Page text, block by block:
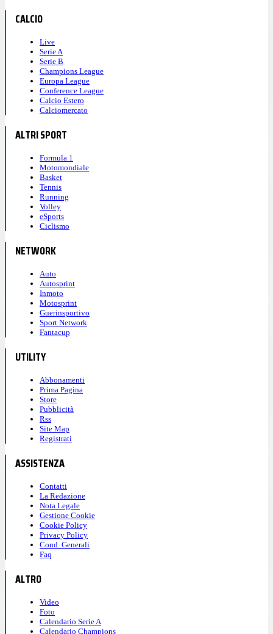
CALCIO
Live
Serie A
Serie B
Champions League
Europa League
Conference League
Calcio Estero
Calciomercato
ALTRI SPORT
Formula 1
Motomondiale
Basket
Tennis
Running
Volley
eSports
Ciclismo
NETWORK
Auto
Autosprint
Inmoto
Motosprint
Guerinsportivo
Sport Network
Fantacup
UTILITY
Abbonamenti
Prima Pagina
Store
Pubblicità
Rss
Site Map
Registrati
ASSISTENZA
Contatti
La Redazione
Nota Legale
Gestione Cookie
Cookie Policy
Privacy Policy
Cond. Generali
Faq
ALTRO
Video
Foto
Calendario Serie A
Calendario Champions